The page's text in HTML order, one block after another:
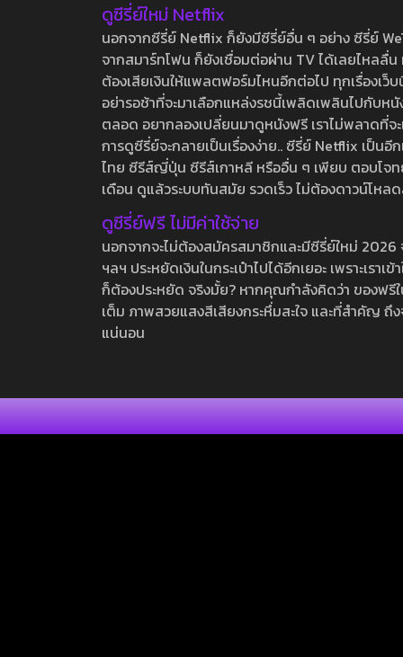
ดูซีรี่ย์ใหม่ Netflix
นอกจากซีรี่ย์ Netflix ก็ยังมีซีรี่ย์อื่น ๆ อย่าง ซีรี่ย์
จากสมาร์ทโฟน ก็ยังเชื่อมต่อผ่าน TV ได้เลยไหลลื่
ต้องเสียเงินให้แพลตฟอร์มไหนอีกต่อไป ทุกเรื่องเว็
อย่ารอช้าที่จะมาเลือกแหล่งรชนี้เพลิดเพลินไปกับห
ตลอด อยากลองเปลี่ยนมาดูหนังฟรี เราไม่พลาดที่
การดูซีรี่ย์จะกลายเป็นเรื่องง่าย.. ซีรี่ย์ Netflix เป็น
ไทย ซีรีส์ญี่ปุ่น ซีรีส์เกาหลี หรืออื่น ๆ เพียบ ตอบโจท
เดือน ดูแล้วระบบทันสมัย รวดเร็ว ไม่ต้องดาวน์โห
ดูซีรี่ย์ฟรี ไม่มีค่าใช้จ่าย
นอกจากจะไม่ต้องสมัครสมาชิกและมีซีรี่ย์ใหม่
ฯลฯ ประหยัดเงินในกระเป๋าไปได้อีกเยอะ เพราะเร
ก็ต้องประหยัด จริงมั้ย? หากคุณกำลังคิดว่า ของฟ
เต็ม ภาพสวยแสงสีเสียงกระหึ่มสะใจ และที่สำคัญ
แน่นอน